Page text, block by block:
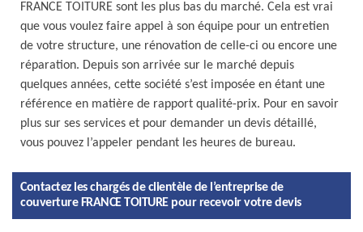
FRANCE TOITURE sont les plus bas du marché. Cela est vrai
que vous voulez faire appel à son équipe pour un entretien
de votre structure, une rénovation de celle-ci ou encore une
réparation. Depuis son arrivée sur le marché depuis
quelques années, cette société s’est imposée en étant une
référence en matière de rapport qualité-prix. Pour en savoir
plus sur ses services et pour demander un devis détaillé,
vous pouvez l’appeler pendant les heures de bureau.
Contactez les chargés de clientèle de l’entreprise de
couverture FRANCE TOITURE pour recevoir votre devis